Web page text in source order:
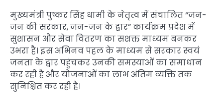
मुख्यमंत्री पुष्कर सिंह धामी के नेतृत्व में संचालित “जन-
जन की सरकार, जन-जन के द्वार” कार्यक्रम प्रदेश में
सुशासन और सेवा वितरण का सशक्त माध्यम बनकर
उभरा है। इस अभिनव पहल के माध्यम से सरकार स्वयं
जनता के द्वार पहुंचकर उनकी समस्याओं का समाधान
कर रही है और योजनाओं का लाभ अंतिम व्यक्ति तक
सुनिश्चित कर रही है।